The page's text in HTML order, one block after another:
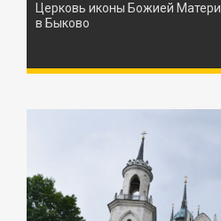
Церковь иконы Божией
в Быково